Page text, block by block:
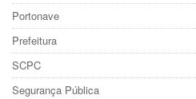
Portonave
Prefeitura
SCPC
Segurança Pública